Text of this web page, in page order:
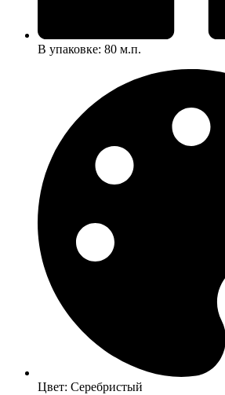
В упаковке: 80 м.п.
Цвет: Серебристый